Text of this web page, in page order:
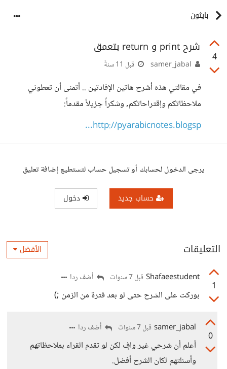
بايثون
4
شرح print و return بتعمق
قبل 11 سنةً
في مقالتي هذه أشرح هاتين الإفادتين .. أتمنى أن تعطوني
ملاحظاتكم وإقتراحاتكم, وشكراً جزيلاً مقدماً:
http://pyarabicnotes.blogsp...
يرجى الدخول لحسابك أو تسجيل حساب لتستطيع إضافة تعليق
حساب جديد دخول
التعليقات الأفضل
1
Shafaeestudent قبل 7 سنوات أضف ردا
بوركت على الشرح حتى لو بعد فترة من الزمن ;)
0
samer_jabal قبل 7 سنوات أضف ردا
أعلم أن شرحي غير وافٍ لكن لو تقدم القراء بملاحظاتهم
وأسئلتهم لكان الشرح أفضل.